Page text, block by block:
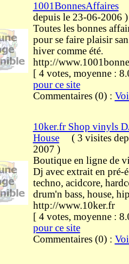
1001BonnesAffaires
depuis le 23-06-2006 )
Toutes les bonnes
pour se faire plaisir
hiver comme été.
http://
[ 4 votes, moyenne
pour ce site
Commentaires (0) :
10ker.fr Shop vinyls
House(3 visites
2007 )
Boutique en ligne de
Dj avec extrait en pré-
techno, acidcore,
drum'n bass, house,
http://www.10ker.fr
[ 4 votes, moyenne
pour ce site
Commentaires (0) :